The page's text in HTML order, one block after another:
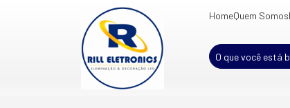
HomeQuem Somos